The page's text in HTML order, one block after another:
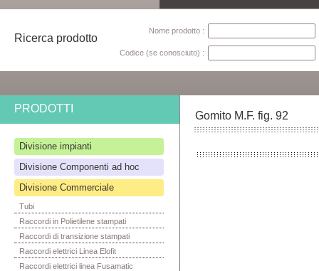
Ricerca prodotto
Nome prodotto :
Codice (se conosciuto) :
PRODOTTI
Divisione impianti
Divisione Componenti ad hoc
Divisione Commerciale
Tubi
Raccordi in Polietilene stampati
Raccordi di transizione stampati
Raccordi elettrici Linea Elofit
Raccordi elettrici linea Fusamatic
Gomito M.F. fig. 92